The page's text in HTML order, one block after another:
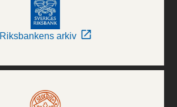
Riksbankens arkiv